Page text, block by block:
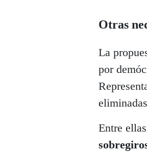
Otras
La
por
Entre